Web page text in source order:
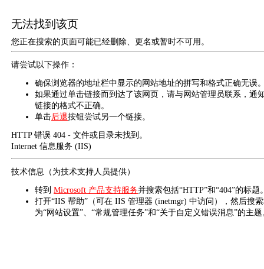
无法找到该页
您正在搜索的页面可能已经删除、更名或暂时不可用。
请尝试以下操作：
确保浏览器的地址栏中显示的网站地址的拼写和格式正确无误
如果通过单击链接而到达了该网页，请与网站管理员联系，通
链接的格式不正确。
单击后退按钮尝试另一个链接。
HTTP 错误 404 - 文件或目录未找到。
Internet 信息服务 (IIS)
技术信息（为技术支持人员提供）
转到 Microsoft 产品支持服务并搜索包括“HTTP”和“404”的标题
打开“IIS 帮助”（可在 IIS 管理器 (inetmgr) 中访问），然后搜
为“网站设置”、“常规管理任务”和“关于自定义错误消息”的主题